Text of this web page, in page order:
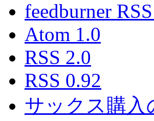
feedburner
Atom 1.0
RSS 2.0
RSS 0.92
サックス購入